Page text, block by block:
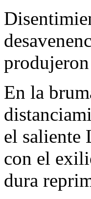
En la
el saliente
con el
dura